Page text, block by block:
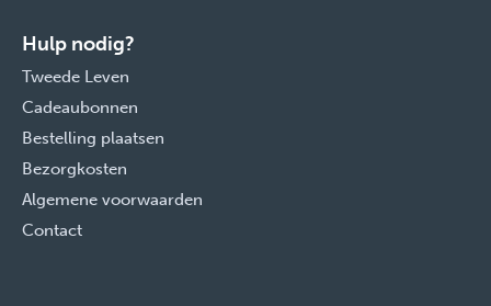
Hulp nodig?
Tweede Leven
Cadeaubonnen
Bestelling plaatsen
Bezorgkosten
Algemene voorwaarden
Contact